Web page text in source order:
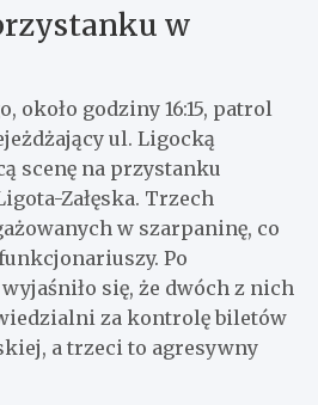
w
około godziny 16:15, patrol
ul. Ligocką
scenę na przystanku
Załęska. Trzech
w szarpaninę, co
Po
się, że dwóch z nich
za kontrolę biletów
a trzeci to agresywny